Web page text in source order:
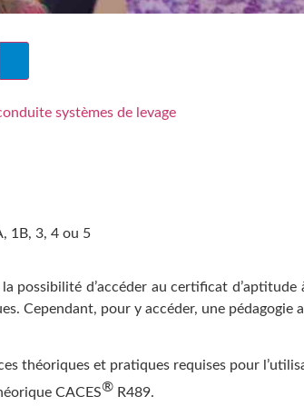
systèmes de levage
1B, 3, 4 ou 5
possibilité d’accéder au certificat
Cependant, pour y accéder, une
théoriques et pratiques requises pour
CACES® R489.